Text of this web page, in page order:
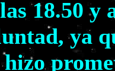
18.50
ya